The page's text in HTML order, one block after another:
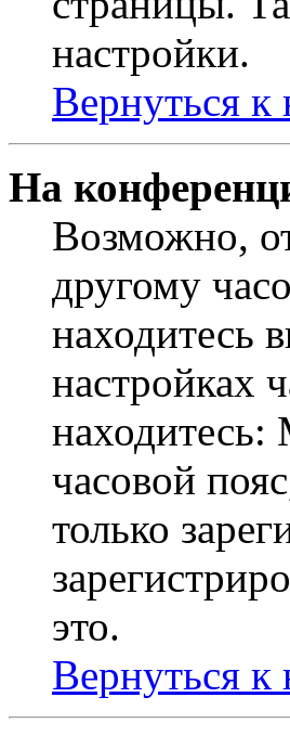
настройки.
Вернуться к
На
Возможно,
другому
находитесь
настройках
находитесь:
часовой
только
это.
Вернуться к